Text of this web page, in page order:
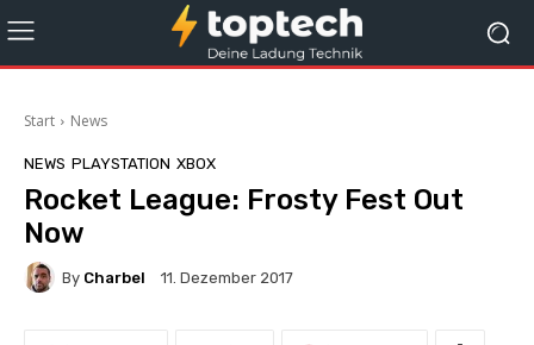
Start News
NEWS PLAYSTATION XBOX
Rocket League: Frosty Fest Out
Now
By Charbel 11. Dezember 2017